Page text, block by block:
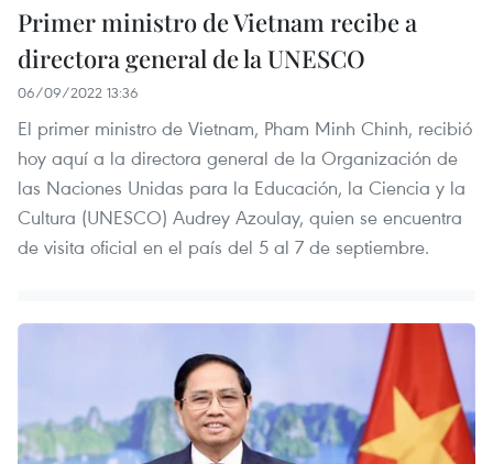
Primer ministro de Vietnam recibe a
directora general de la UNESCO
06/09/2022 13:36
El primer ministro de Vietnam, Pham Minh Chinh, recibió
hoy aquí a la directora general de la Organización de
las Naciones Unidas para la Educación, la Ciencia y la
Cultura (UNESCO) Audrey Azoulay, quien se encuentra
de visita oficial en el país del 5 al 7 de septiembre.